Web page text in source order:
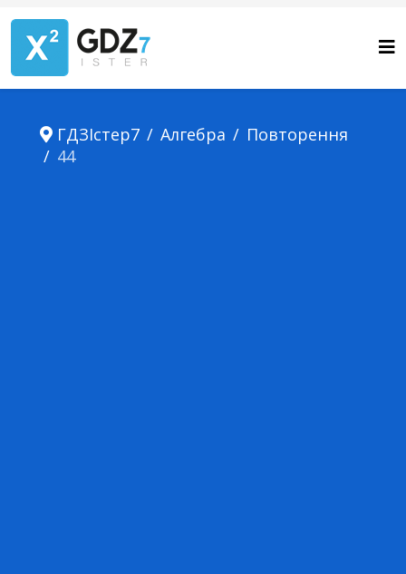
ГДЗІстер7 Алгебра
Повторення
44